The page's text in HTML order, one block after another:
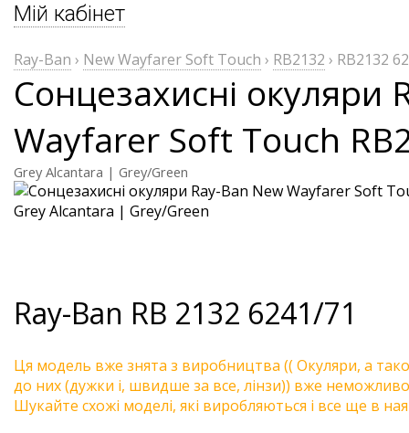
Мій кабінет
Ray-Ban › New Wayfarer Soft Touch › RB2132 › RB2132
Сонцезахисні окуляри
Wayfarer Soft Touch
Grey Alcantara | Grey/Green
Ray-Ban RB 2132 6241/71
Ця модель вже знята з виробництва (( Окуляри, а
до них (дужки і, швидше за все, лінзи)) вже неможливо
Шукайте схожі моделі, які виробляються і все ще в